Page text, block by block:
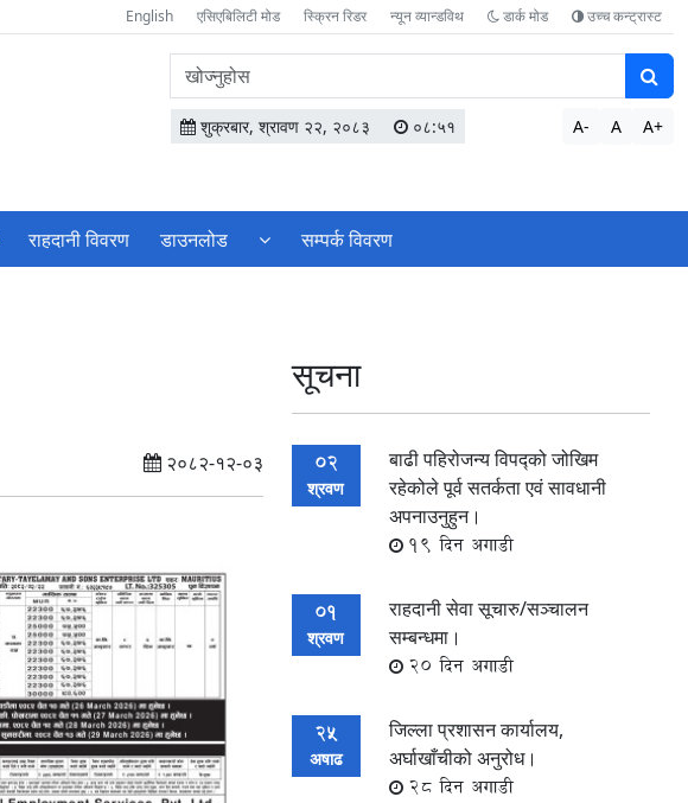
English एसिएबिलिटी मोड स्क्रिन रिडर न्यून व्यान्डविथ डार्क मोड उच्च कन्ट्रास्ट
वेबसाइटमा
सामग्री
खोज्नुहोस
शुक्रबार, श्रावण २२, २०८३ ०८:५१ A- A A+
राहदानी विवरण डाउनलोड सम्पर्क विवरण
२०८२-१२-०३
सूचना
02
श्रवण
बाढी पहिरोजन्य विपद्को जोखिम
रहेकोले पूर्व सतर्कता एवं‌ सावधानी
अपनाउनुहुन।
19 दिन अगाडी
01
श्रवण
राहदानी सेवा सूचारु/सञ्चालन
सम्बन्धमा।
20 दिन अगाडी
25
अषाढ
जिल्ला प्रशासन कार्यालय,
अर्घाखाँचीको अनुरोध।
28 दिन अगाडी